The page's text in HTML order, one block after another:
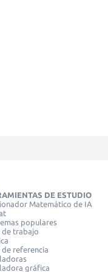
DE ESTUDIO
Matemático de IA
populares
de trabajo
de referencia
gráfica